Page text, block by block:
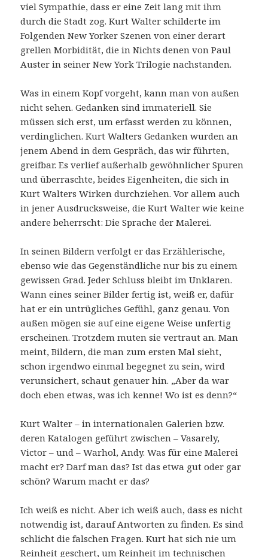
viel Sympathie, dass er eine Zeit lang mit ihm
durch die Stadt zog. Kurt Walter schilderte im
Folgenden New Yorker Szenen von einer derart
grellen Morbidität, die in Nichts denen von Paul
Auster in seiner New York Trilogie nachstanden.
Was in einem Kopf vorgeht, kann man von außen
nicht sehen. Gedanken sind immateriell. Sie
müssen sich erst, um erfasst werden zu können,
verdinglichen. Kurt Walters Gedanken wurden an
jenem Abend in dem Gespräch, das wir führten,
greifbar. Es verlief außerhalb gewöhnlicher Spuren
und überraschte, beides Eigenheiten, die sich in
Kurt Walters Wirken durchziehen. Vor allem auch
in jener Ausdrucksweise, die Kurt Walter wie keine
andere beherrscht: Die Sprache der Malerei.
In seinen Bildern verfolgt er das Erzählerische,
ebenso wie das Gegenständliche nur bis zu einem
gewissen Grad. Jeder Schluss bleibt im Unklaren.
Wann eines seiner Bilder fertig ist, weiß er, dafür
hat er ein untrügliches Gefühl, ganz genau. Von
außen mögen sie auf eine eigene Weise unfertig
erscheinen. Trotzdem muten sie vertraut an. Man
meint, Bildern, die man zum ersten Mal sieht,
schon irgendwo einmal begegnet zu sein, wird
verunsichert, schaut genauer hin. „Aber da war
doch eben etwas, was ich kenne! Wo ist es denn?“
Kurt Walter – in internationalen Galerien bzw.
deren Katalogen geführt zwischen – Vasarely,
Victor – und – Warhol, Andy. Was für eine Malerei
macht er? Darf man das? Ist das etwa gut oder gar
schön? Warum macht er das?
Ich weiß es nicht. Aber ich weiß auch, dass es nicht
notwendig ist, darauf Antworten zu finden. Es sind
schlicht die falschen Fragen. Kurt hat sich nie um
Reinheit geschert, um Reinheit im technischen